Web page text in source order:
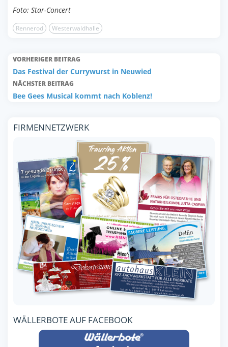
Foto: Star-Concert
Rennerod Westerwaldhalle
VORHERIGER BEITRAG
Das Festival der Currywurst in Neuwied
NÄCHSTER BEITRAG
Bee Gees Musical kommt nach Koblenz!
FIRMENNETZWERK
WÄLLERBOTE AUF FACEBOOK